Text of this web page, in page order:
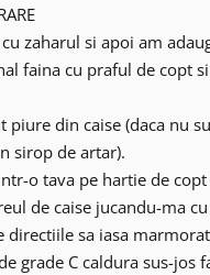
zaharul si apoi am
faina cu praful de copt
piure din caise (daca nu
sirop de artar).
o tava pe hartie de copt
de caise jucandu-ma
directiile sa iasa
grade C caldura sus-jos